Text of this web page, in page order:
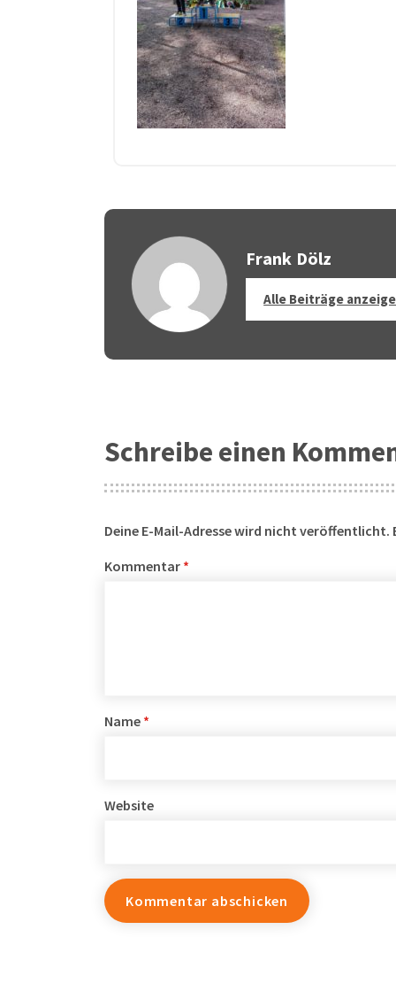
Frank Dölz
Alle Beiträge
Schreibe einen
Deine E-Mail-Adresse wird nicht veröffentlicht.
Kommentar *
Name *
Website